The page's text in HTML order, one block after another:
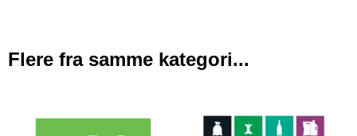
Flere fra samme kategori...